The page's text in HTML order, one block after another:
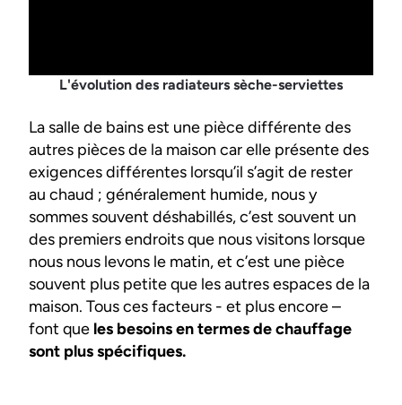
L'évolution des radiateurs sèche-serviettes
La salle de bains est une pièce différente des
autres pièces de la maison car elle présente des
exigences différentes lorsqu’il s’agit de rester
au chaud ; généralement humide, nous y
sommes souvent déshabillés, c’est souvent un
des premiers endroits que nous visitons lorsque
nous nous levons le matin, et c’est une pièce
souvent plus petite que les autres espaces de la
maison. Tous ces facteurs - et plus encore –
font que les besoins en termes de chauffage
sont plus spécifiques.